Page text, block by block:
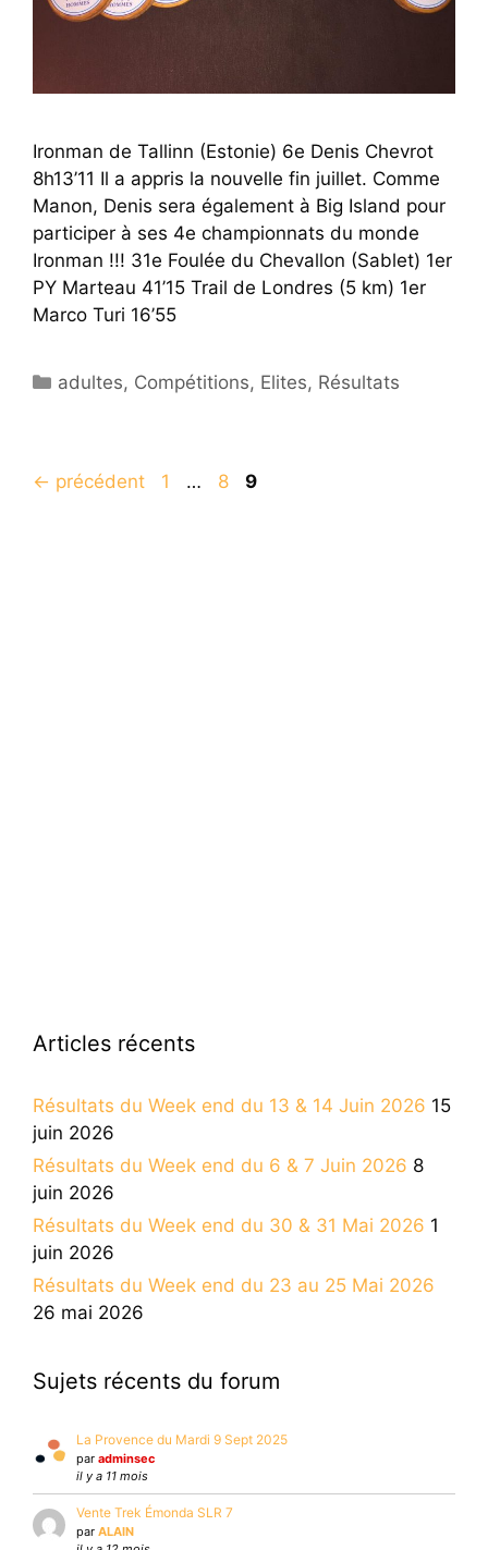
Ironman de Tallinn (Estonie) 6e Denis Chevrot
8h13’11 Il a appris la nouvelle fin juillet. Comme
Manon, Denis sera également à Big Island pour
participer à ses 4e championnats du monde
Ironman !!! 31e Foulée du Chevallon (Sablet) 1er
PY Marteau 41’15 Trail de Londres (5 km) 1er
Marco Turi 16’55
Catégories
adultes, Compétitions, Elites, Résultats
← précédent Page
1 … Page
8 Page
9
Articles récents
Résultats du Week end du 13 & 14 Juin 2026 15
juin 2026
Résultats du Week end du 6 & 7 Juin 2026 8
juin 2026
Résultats du Week end du 30 & 31 Mai 2026 1
juin 2026
Résultats du Week end du 23 au 25 Mai 2026
26 mai 2026
Sujets récents du forum
La Provence du Mardi 9 Sept 2025
par adminsec
il y a 11 mois
Vente Trek Émonda SLR 7
par ALAIN